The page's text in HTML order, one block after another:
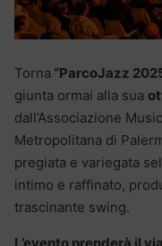
Torna “ParcoJazz
giunta ormai alla sua
dall’Associazione
Metropolitana di
pregiata e variegata
intimo e raffinato,
trascinante swing.